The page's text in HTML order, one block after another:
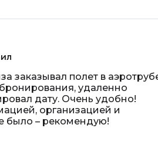
заказывал полет в
удаленно
дату. Очень удобно!
организацией и
было – рекомендую!